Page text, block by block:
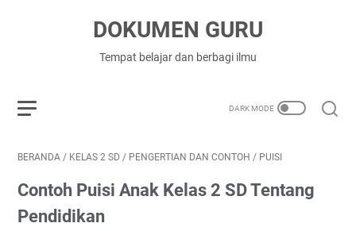
DOKUMEN GURU
Tempat belajar dan berbagi ilmu
BERANDA / KELAS 2 SD / PENGERTIAN DAN CONTOH / PUISI
Contoh Puisi Anak Kelas 2 SD Tentang
Pendidikan